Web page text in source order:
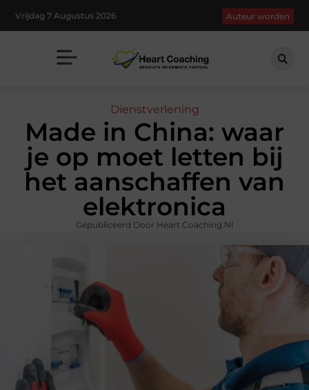
Vrijdag 7 Augustus 2026 Auteur worden
Dienstverlening
Made in China: waar
je op moet letten bij
het aanschaffen van
elektronica
Gepubliceerd Door Heart Coaching.nl